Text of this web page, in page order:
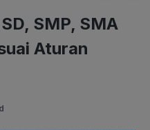
SMP, SMA
Aturan